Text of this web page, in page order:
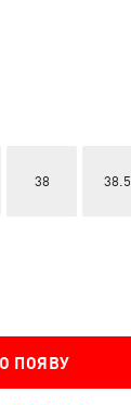
38 38.5
ПОЯВУ